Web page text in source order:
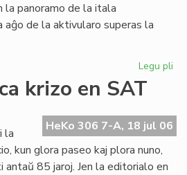
la panoramo de la itala
de la aktivularo superas la
Legu pli
krizo en SAT
HeKo 306 7-A, 18 jul 06
la
kun glora paseo kaj plora nuno,
85 jaroj. Jen la editorialo en